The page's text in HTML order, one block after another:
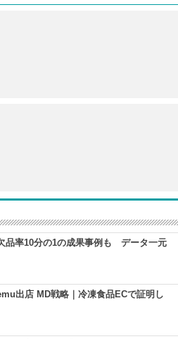
品率10分の1の成果事例も データ一元
出店 MD戦略｜冷凍食品ECで証明し